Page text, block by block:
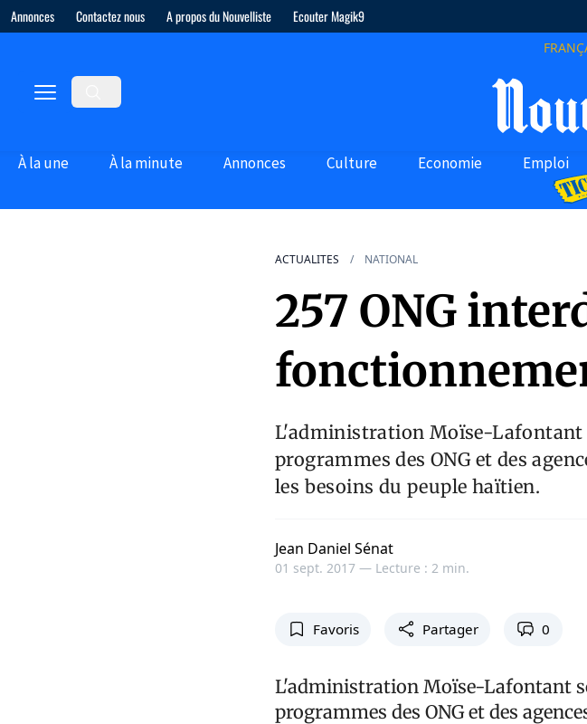
Annonces Contactez nous A propos du Nouvelliste Ecouter Magik9
À la une À la minute Annonces Culture Economie Emploi
ACTUALITES NATIONAL
257 ONG
L'administration Moïse-
programmes des ONG et des
les besoins du peuple haïtien.
Jean Daniel Sénat
01 sept. 2017 — Lecture : 2 min.
Favoris Partager 0
L'administration Moïse-Lafontant
programmes des ONG et des